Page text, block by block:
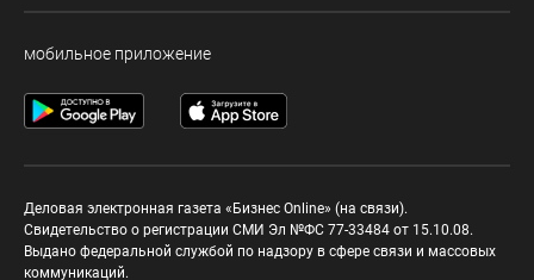
мобильное приложение
Деловая электронная газета «Бизнес Online» (на связи).
Свидетельство о регистрации СМИ Эл №ФС 77-33484 от 15.10.08.
Выдано федеральной службой по надзору в сфере связи и массовых
коммуникаций.